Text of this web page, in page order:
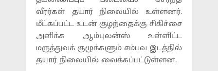
வீரர்கள் தயார் நிலையில் உள்ளனர்.
மீட்கப்பட்ட உடன் குழந்தைக்கு சிகிச்சை
அளிக்க ஆம்புலன்ஸ் உள்ளிட்ட
மருத்துவக் குழுக்களும் சம்பவ இடத்தில்
தயார் நிலையில் வைக்கப்பட்டுள்ளன.